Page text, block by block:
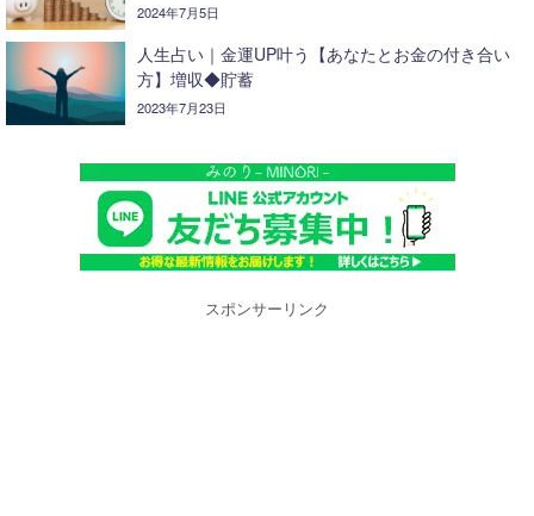
2024年7月5日
人生占い｜金運UP叶う【あなたとお金の付き合い
方】増収◆貯蓄
2023年7月23日
スポンサーリンク